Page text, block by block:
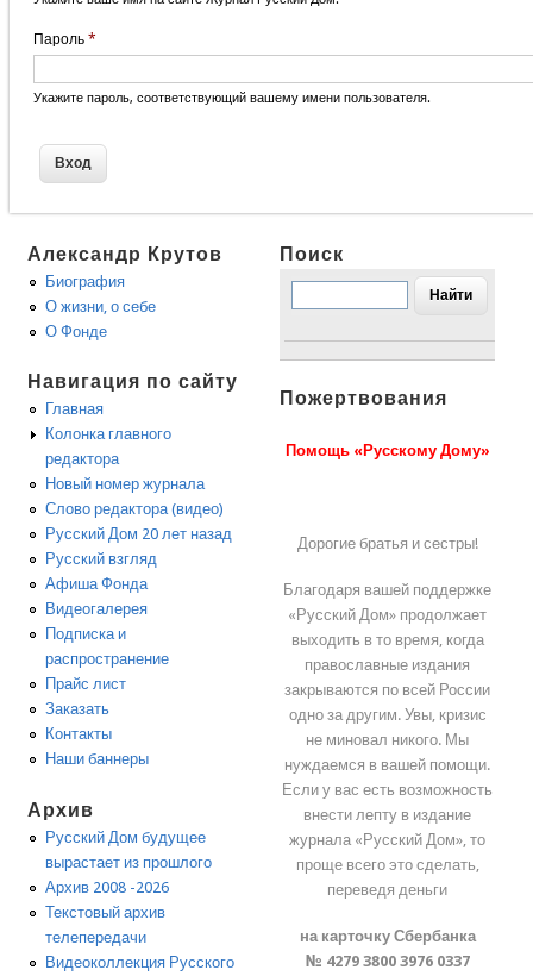
Пароль *
Укажите пароль, соответствующий вашему имени пользователя.
Александр Крутов
Биография
О жизни, о себе
О Фонде
Навигация по сайту
Главная
Колонка главного
редактора
Новый номер журнала
Слово редактора (видео)
Русский Дом 20 лет назад
Русский взгляд
Афиша Фонда
Видеогалерея
Подписка и
распространение
Прайс лист
Заказать
Контакты
Наши баннеры
Архив
Русский Дом будущее
вырастает из прошлого
Архив 2008 -2026
Текстовый архив
телепередачи
Видеоколлекция Русского
Поиск
Пожертвования
Помощь «Русскому Дому»
Дорогие братья и сестры!
Благодаря вашей поддержке
«Русский Дом» продолжает
выходить в то время, когда
православные издания
закрываются по всей России
одно за другим. Увы, кризис
не миновал никого. Мы
нуждаемся в вашей помощи.
Если у вас есть возможность
внести лепту в издание
журнала «Русский Дом», то
проще всего это сделать,
переведя деньги
на карточку Сбербанка
№ 4279 3800 3976 0337